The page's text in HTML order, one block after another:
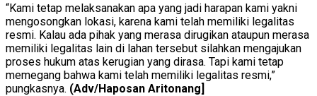
“Kami tetap melaksanakan apa yang jadi harapan kami yakni
mengosongkan lokasi, karena kami telah memiliki legalitas
resmi. Kalau ada pihak yang merasa dirugikan ataupun merasa
memiliki legalitas lain di lahan tersebut silahkan mengajukan
proses hukum atas kerugian yang dirasa. Tapi kami tetap
memegang bahwa kami telah memiliki legalitas resmi,”
pungkasnya. (Adv/Haposan Aritonang]